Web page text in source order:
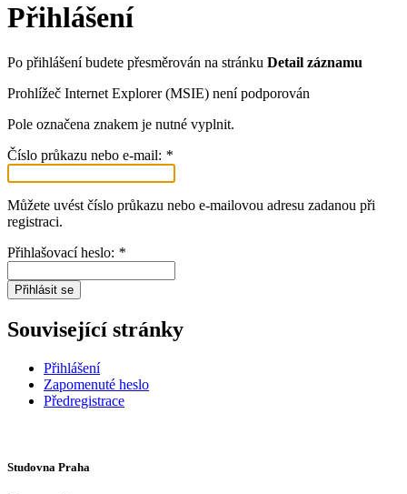
Přihlášení
Po přihlášení budete přesměrován na stránku Detail záznamu
Prohlížeč Internet Explorer (MSIE) není podporován
Pole označena znakem je nutné vyplnit.
Číslo průkazu nebo e-mail: *
Můžete uvést číslo průkazu nebo e-mailovou adresu zadanou při
registraci.
Přihlašovací heslo: *
Přihlásit se
Související stránky
Přihlášení
Zapomenuté heslo
Předregistrace
Studovna Praha